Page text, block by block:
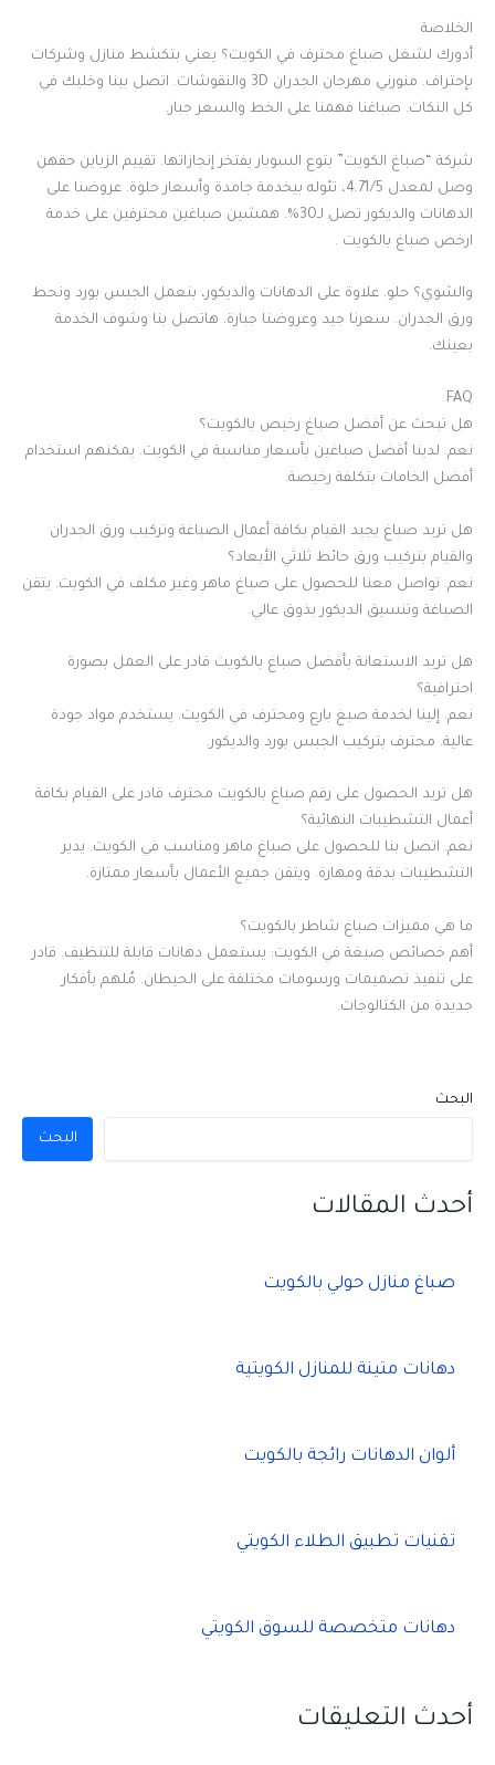
الخلاصة
أدورك لشغل صباغ محترف في الكويت؟ يعني بتكشط منازل وشركات
بإحتراف. منورني مهرجان الجدران 3D والنقوشات. اتصل بينا وخليك في
كل النكات. صباغنا فهمنا على الخط والسعر جبار.
شركة “صباغ الكويت” بتوع السوبار يفتخر إنجازاتها. تقييم الزباين حقهن
وصل لمعدل 4.71/5، تئوله بيخدمة جامدة وأسعار حلوة. عروضنا على
الدهانات والديكور تصل لـ30%. همشين صباغين محترفين على خدمة
ارخص صباغ بالكويت .
والشوي؟ حلو. علاوة على الدهانات والديكور، بنعمل الجبس بورد ونحط
ورق الجدران. سعرنا جيد وعروضنا جبارة. هاتصل بنا وشوف الخدمة
بعينك.
FAQ
هل تبحث عن أفضل صباغ رخيص بالكويت؟
نعم. لدينا أفضل صباغين بأسعار مناسبة في الكويت. يمكنهم استخدام
أفضل الخامات بتكلفة رخيصة.
هل تريد صباغ يجيد القيام بكافة أعمال الصباغة وتركيب ورق الجدران
والقيام بتركيب ورق حائط ثلاثي الأبعاد؟
نعم. تواصل معنا للحصول على صباغ ماهر وغير مكلف في الكويت. يتقن
الصباغة وتنسيق الديكور بذوق عالي.
هل تريد الاستعانة بأفضل صباغ بالكويت قادر على العمل بصورة
احترافية؟
نعم. إلينا لخدمة صبغ بارع ومحترف في الكويت. يستخدم مواد جودة
عالية. محترف بتركيب الجبس بورد والديكور.
هل تريد الحصول على رقم صباغ بالكويت محترف قادر على القيام بكافة
أعمال التشطيبات النهائية؟
نعم. اتصل بنا للحصول على صباغ ماهر ومناسب في الكويت. يدير
التشطيبات بدقة ومهارة. ويتقن جميع الأعمال بأسعار ممتازة.
ما هي مميزات صباغ شاطر بالكويت؟
أهم خصائص صبغة في الكويت: يستعمل دهانات قابلة للتنظيف. قادر
على تنفيذ تصميمات ورسومات مختلفة على الحيطان. مُلهم بأفكار
جديدة من الكتالوجات.
البحث
البحث
أحدث المقالات
صباغ منازل حولي بالكويت
دهانات متينة للمنازل الكويتية
ألوان الدهانات رائجة بالكويت
تقنيات تطبيق الطلاء الكويتي
دهانات متخصصة للسوق الكويتي
أحدث التعليقات